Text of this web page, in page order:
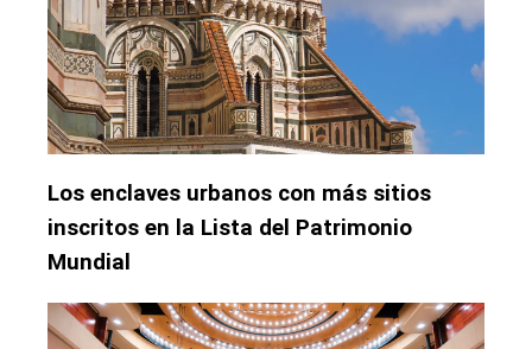
Los enclaves urbanos con más sitios
inscritos en la Lista del Patrimonio
Mundial